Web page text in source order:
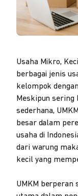
Usaha Mikro,
berbagai jenis
kelompok
Meskipun sering
sederhana,
besar dalam
usaha di
dari warung
kecil yang
UMKM berperan